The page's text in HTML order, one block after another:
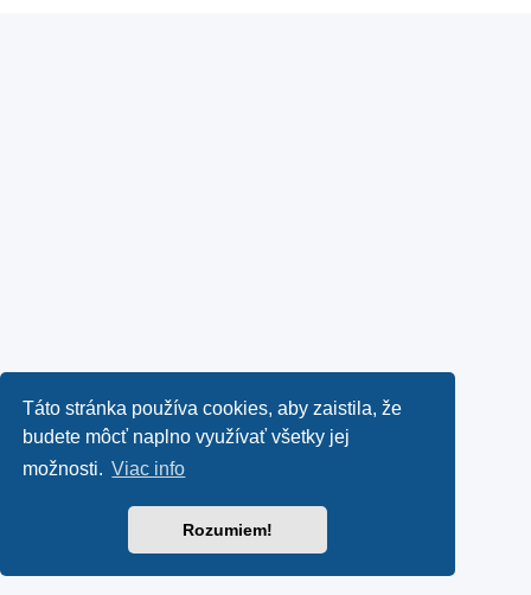
Táto stránka používa cookies, aby zaistila, že
budete môcť naplno využívať všetky jej
možnosti. Viac info
Rozumiem!